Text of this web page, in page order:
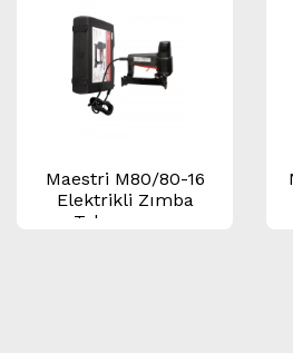
Maestri M80/80-16
Elektrikli Zımba
Tabancası –